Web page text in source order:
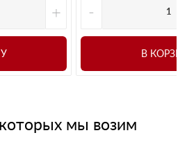
+ -
В
мы возим